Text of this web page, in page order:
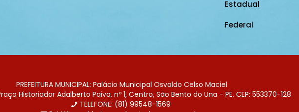
Estadual
Federal
PREFEITURA MUNICIPAL: Palácio Municipal Osvaldo Celso Maciel
Praça Historiador Adalberto Paiva, nº 1, Centro, São Bento do Una - PE. CEP: 553370-128
TELEFONE: (81) 99548-1569